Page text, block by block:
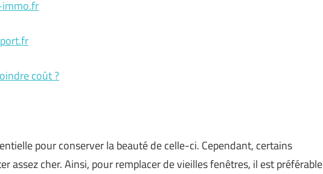
coût ?
pour conserver la beauté de celle-ci. Cependant, certains
assez cher. Ainsi, pour remplacer de vieilles fenêtres, il est préférable